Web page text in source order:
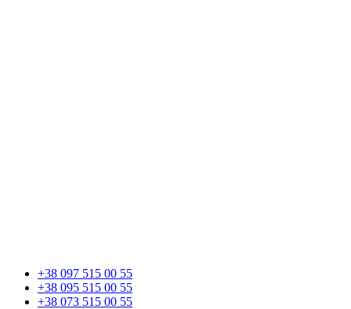
+38 097 515 00 55
+38 095 515 00 55
+38 073 515 00 55